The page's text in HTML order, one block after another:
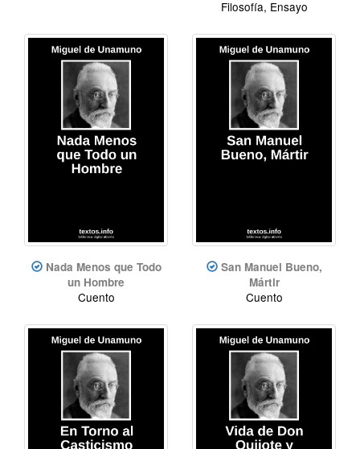
Filosofía, Ensayo
Nada Menos que Todo
un Hombre
Cuento
San Manuel Bueno,
Mártir
Cuento